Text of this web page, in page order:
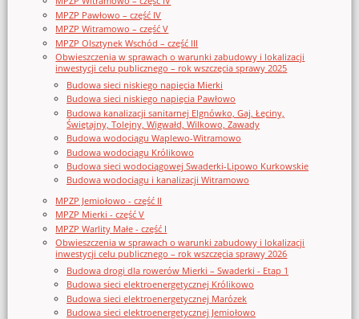
MPZP Pawłowo – część IV
MPZP Witramowo – część V
MPZP Olsztynek Wschód – część III
Obwieszczenia w sprawach o warunki zabudowy i lokalizacji
inwestycji celu publicznego – rok wszczęcia sprawy 2025
Budowa sieci niskiego napięcia Mierki
Budowa sieci niskiego napięcia Pawłowo
Budowa kanalizacji sanitarnej Elgnówko, Gaj, Łęciny,
Świętajny, Tolejny, Wigwałd, Wilkowo, Zawady
Budowa wodociągu Waplewo-Witramowo
Budowa wodociągu Królikowo
Budowa sieci wodociągowej Swaderki-Lipowo Kurkowskie
Budowa wodociągu i kanalizacji Witramowo
MPZP Jemiołowo - część II
MPZP Mierki - część V
MPZP Warlity Małe - część I
Obwieszczenia w sprawach o warunki zabudowy i lokalizacji
inwestycji celu publicznego – rok wszczęcia sprawy 2026
Budowa drogi dla rowerów Mierki – Swaderki - Etap 1
Budowa sieci elektroenergetycznej Królikowo
Budowa sieci elektroenergetycznej Marózek
Budowa sieci elektroenergetycznej Jemiołowo